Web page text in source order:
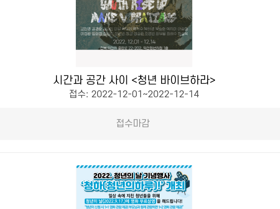
시간과 공간 사이 <청년 바이브하라>
접수: 2022-12-01~2022-12-14
접수마감